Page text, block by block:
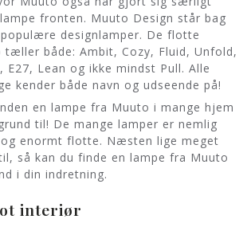
fronten. Muuto Design står bag
designlamper. De flotte
både: Ambit, Cozy, Fluid, Unfold,
E27, Lean og ikke mindst Pull. Alle
kender både navn og udseende på!
en lampe fra Muuto i mange hjem
til! De mange lamper er nemlig
enormt flotte. Næsten lige meget
så kan du finde en lampe fra Muuto
i din indretning.
interiør